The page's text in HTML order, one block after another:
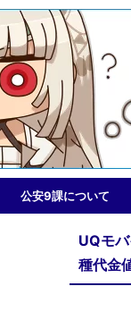
公安9課について
UQモ
種代金